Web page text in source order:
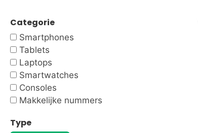
Categorie
Smartphones
Tablets
Laptops
Smartwatches
Consoles
Makkelijke nummers
Type